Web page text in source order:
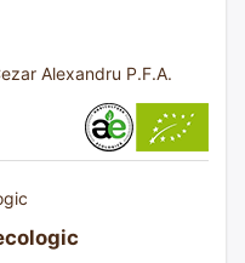
Alexandru P.F.A.